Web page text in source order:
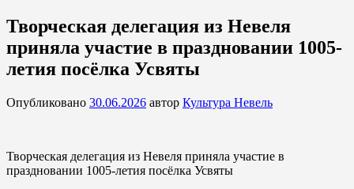
Творческая делегация из Невеля
приняла участие в праздновании 1005-
летия посёлка Усвяты
Опубликовано 30.06.2026 автор Культура Невель
Творческая делегация из Невеля приняла участие в
праздновании 1005-летия посёлка Усвяты